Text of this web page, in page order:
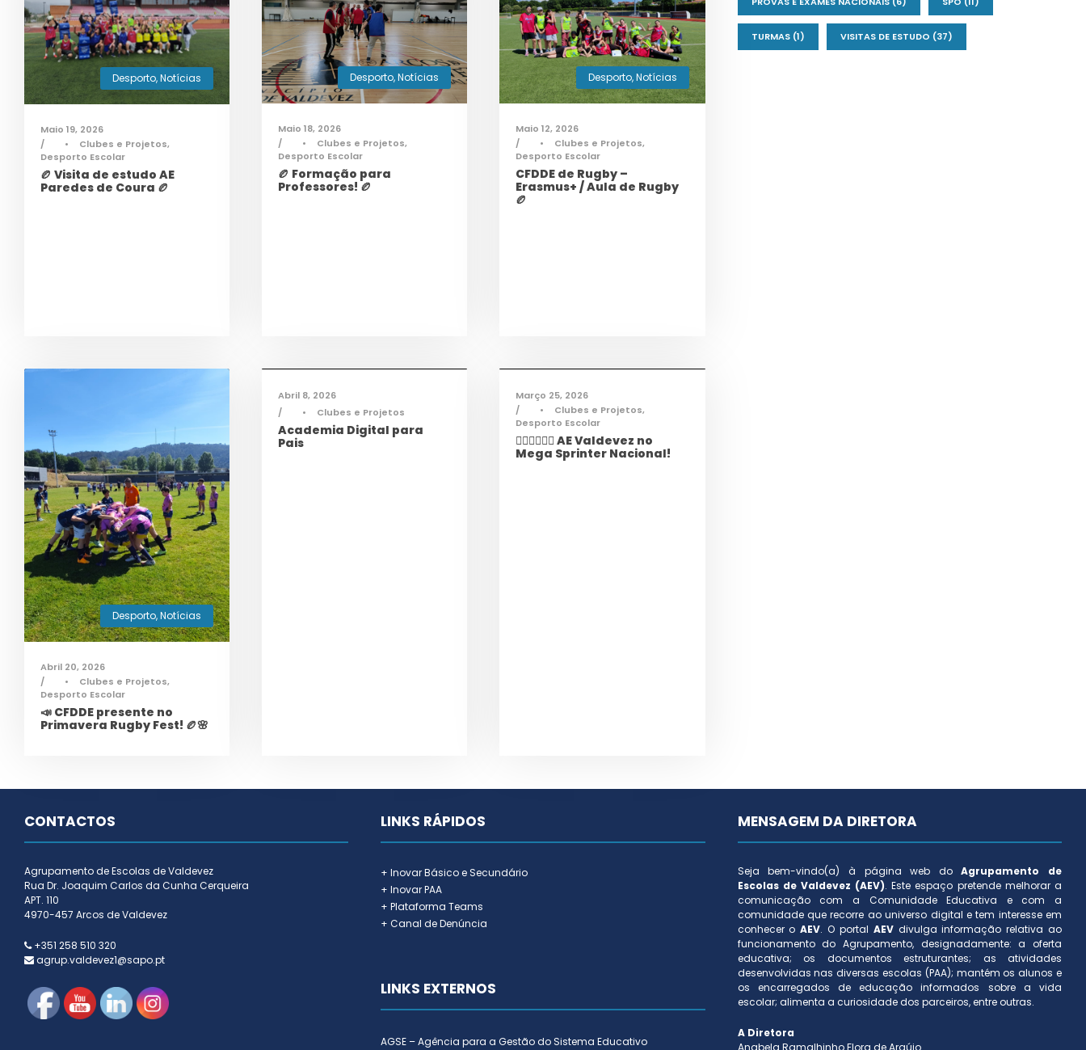
Desporto,Notícias
Maio 19, 2026
•
Clubes e Projetos,
Desporto Escolar
🏉 Visita de estudo AE
Paredes de Coura 🏉
Desporto, Notícias
Maio 18, 2026
•
Clubes e Projetos,
Desporto Escolar
🏉 Formação para
Professores! 🏉
Desporto,Notícias
Maio 12, 2026
•
Clubes e Projetos,
Desporto Escolar
CFDDE de Rugby –
Erasmus+ / Aula de Rugby
🏉
Desporto,Notícias
Abril 20, 2026
•
Clubes e Projetos,
Desporto Escolar
📣 CFDDE presente no
Primavera Rugby Fest! 🏉🌸
Abril 8, 2026
•
Clubes e Projetos
Academia Digital para
Pais
Março 25, 2026
•
Clubes e Projetos,
Desporto Escolar
🏃‍♀️🏃‍♂️🏃‍♀️ AE Valdevez no
Mega Sprinter Nacional!
TURMAS(1) VISITAS DE ESTUDO (37)
CONTACTOS
Agrupamento de Escolas de Valdevez
Rua Dr. Joaquim Carlos da Cunha Cerqueira
APT. 110
4970-457 Arcos de Valdevez
+351 258 510 320
agrup.valdevez1@sapo.pt
LINKS RÁPIDOS
+ Inovar Básico e Secundário
+ Inovar PAA
+ Plataforma Teams
+ Canal de Denúncia
LINKS EXTERNOS
AGSE – Agência para a Gestão do Sistema Educativo
MENSAGEM DA DIRETORA
Seja bem-vindo(a) à página web doAgrupamento de
Escolas de Valdevez (AEV). Este espaço pretende melhorar a
comunicação com a Comunidade Educativa e com a
comunidade que recorre ao universo digital e tem interesse em
conhecer oAEV. O portal AEVdivulga informação relativa ao
funcionamento do Agrupamento, designadamente: a oferta
educativa; os documentos estruturantes; as atividades
desenvolvidas nas diversas escolas (PAA); mantém os alunos e
os encarregados de educação informados sobre a vida
escolar; alimenta a curiosidade dos parceiros, entre outras.
A Diretora